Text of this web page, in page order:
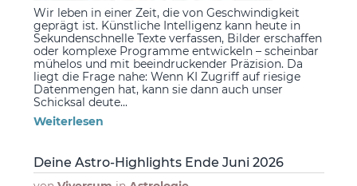
Wir leben in einer Zeit, die von Geschwindigkeit
geprägt ist. Künstliche Intelligenz kann heute in
Sekundenschnelle Texte verfassen, Bilder erschaffen
oder komplexe Programme entwickeln – scheinbar
mühelos und mit beeindruckender Präzision. Da
liegt die Frage nahe: Wenn KI Zugriff auf riesige
Datenmengen hat, kann sie dann auch unser
Schicksal deute...
Weiterlesen
Deine Astro-Highlights Ende Juni 2026